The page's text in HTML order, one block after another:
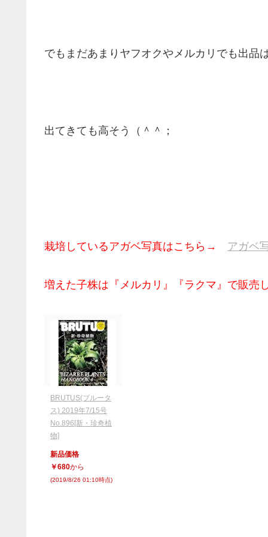
でもまだあまりヤフオクやメルカリでも出品
出てきても高そう（＾＾；
栽培しているアガベ写真はこちら→ アガベ
増えた子株は『メルカリ』『ラクマ』で販売
BRUTUS(ブルータ
ス) 2019年7/15号
No.896[新・珍奇植
物]
新品価格
￥680から
(2019/8/26 01:10時点)